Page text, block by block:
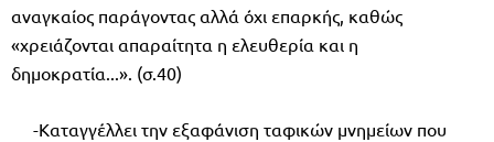
αναγκαίος παράγοντας αλλά όχι επαρκής, καθώς
«χρειάζονται απαραίτητα η ελευθερία και η
δημοκρατία...». (σ.40)
-Καταγγέλλει την εξαφάνιση ταφικών μνημείων που